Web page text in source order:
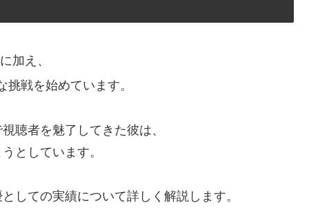
加え、
挑戦を始めています。
聴者を魅了してきた彼は、
としています。
しての実績について詳しく解説します。